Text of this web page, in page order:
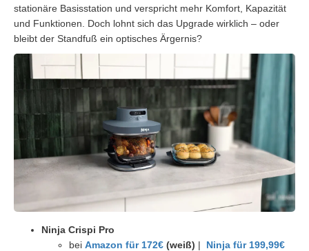
stationäre Basisstation und verspricht mehr Komfort, Kapazität
und Funktionen. Doch lohnt sich das Upgrade wirklich – oder
bleibt der Standfuß ein optisches Ärgernis?
Ninja Crispi Pro
bei Amazon für 172€ (weiß) | Ninja für 199,99€